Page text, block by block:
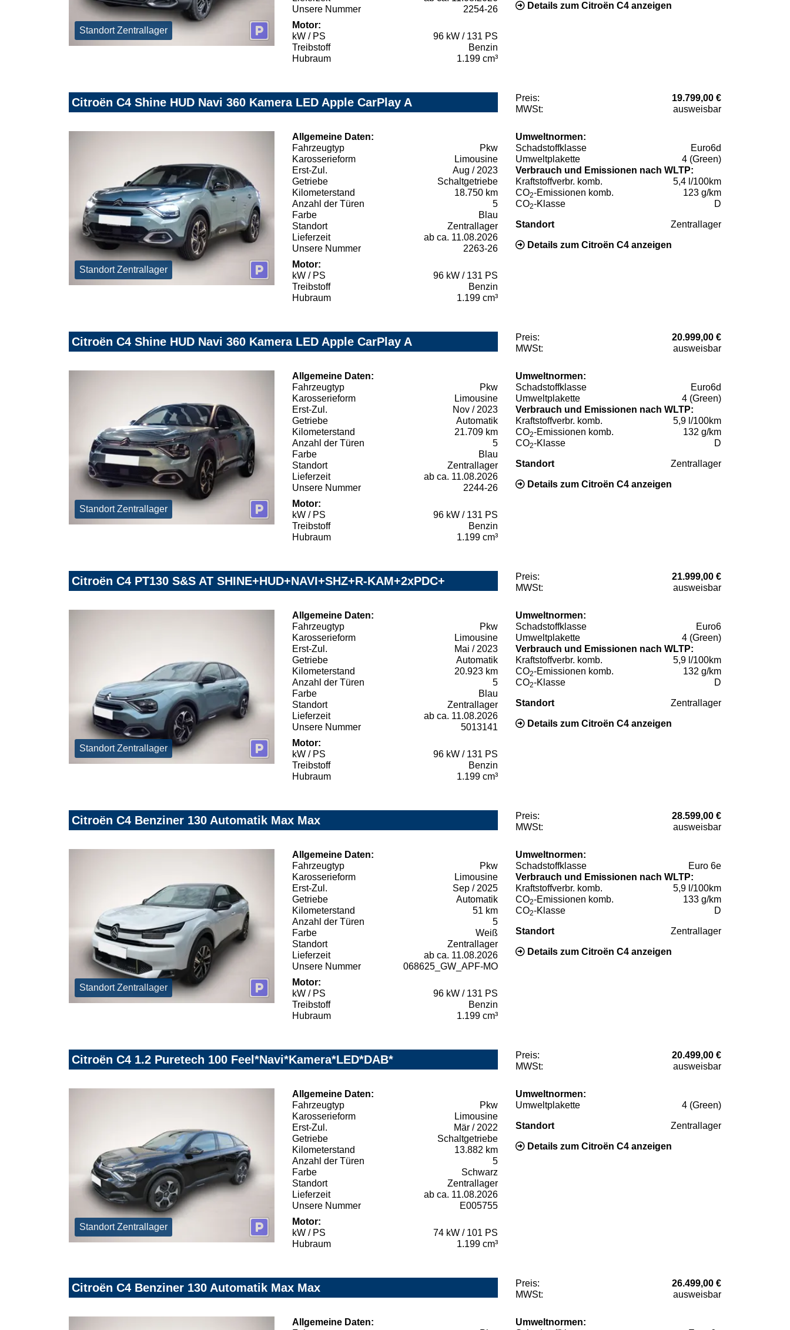
Standort Zentrallager
Unsere Nummer
2254-26
Motor:
kW / PS
96 kW / 131 PS
Treibstoff
Benzin
Hubraum
1.199 cm³
Details zum Citroën C4 anzeigen
Citroën C4 Shine HUD Navi 360 Kamera LED Apple CarPlay A Preis:
19.799,00 €
MWSt:
ausweisbar
Standort Zentrallager
Allgemeine Daten:
Fahrzeugtyp
Pkw
Karosserieform
Limousine
Erst-Zul.
Aug / 2023
Getriebe
Schaltgetriebe
Kilometerstand
18.750 km
Anzahl der Türen
5
Farbe
Blau
Standort
Zentrallager
Lieferzeit
ab ca. 11.08.2026
Unsere Nummer
2263-26
Motor:
kW / PS
96 kW / 131 PS
Treibstoff
Benzin
Hubraum
1.199 cm³
Umweltnormen:
Schadstoffklasse
Euro6d
Umweltplakette
4 (Green)
Verbrauch und Emissionen nach WLTP:
Kraftstoffverbr. komb.
5,4 l/100km
CO2-Emissionen komb.
123 g/km
CO2-Klasse D
Standort Zentrallager
Details zum Citroën C4 anzeigen
Citroën C4 Shine HUD Navi 360 Kamera LED Apple CarPlay A Preis:
20.999,00 €
MWSt:
ausweisbar
Standort Zentrallager
Allgemeine Daten:
Fahrzeugtyp
Pkw
Karosserieform
Limousine
Erst-Zul.
Nov / 2023
Getriebe
Automatik
Kilometerstand
21.709 km
Anzahl der Türen
5
Farbe
Blau
Standort
Zentrallager
Lieferzeit
ab ca. 11.08.2026
Unsere Nummer
2244-26
Motor:
kW / PS
96 kW / 131 PS
Treibstoff
Benzin
Hubraum
1.199 cm³
Umweltnormen:
Schadstoffklasse
Euro6d
Umweltplakette
4 (Green)
Verbrauch und Emissionen nach WLTP:
Kraftstoffverbr. komb.
5,9 l/100km
CO2-Emissionen komb.
132 g/km
CO2-Klasse D
Standort Zentrallager
Details zum Citroën C4 anzeigen
Citroën C4 PT130 S&S AT SHINE+HUD+NAVI+SHZ+R-KAM+2xPDC+ Preis:
21.999,00 €
MWSt:
ausweisbar
Standort Zentrallager
Allgemeine Daten:
Fahrzeugtyp
Pkw
Karosserieform
Limousine
Erst-Zul.
Mai / 2023
Getriebe
Automatik
Kilometerstand
20.923 km
Anzahl der Türen
5
Farbe
Blau
Standort
Zentrallager
Lieferzeit
ab ca. 11.08.2026
Unsere Nummer
5013141
Motor:
kW / PS
96 kW / 131 PS
Treibstoff
Benzin
Hubraum
1.199 cm³
Umweltnormen:
Schadstoffklasse
Euro6
Umweltplakette
4 (Green)
Verbrauch und Emissionen nach WLTP:
Kraftstoffverbr. komb.
5,9 l/100km
CO2-Emissionen komb.
132 g/km
CO2-Klasse D
Standort Zentrallager
Details zum Citroën C4 anzeigen
Citroën C4 Benziner 130 Automatik Max Max Preis:
28.599,00 €
MWSt:
ausweisbar
Standort Zentrallager
Allgemeine Daten:
Fahrzeugtyp
Pkw
Karosserieform
Limousine
Erst-Zul.
Sep / 2025
Getriebe
Automatik
Kilometerstand
51 km
Anzahl der Türen
5
Farbe
Weiß
Standort
Zentrallager
Lieferzeit
ab ca. 11.08.2026
Unsere Nummer
068625_GW_APF-MO
Motor:
kW / PS
96 kW / 131 PS
Treibstoff
Benzin
Hubraum
1.199 cm³
Umweltnormen:
Schadstoffklasse
Euro 6e
Verbrauch und Emissionen nach WLTP:
Kraftstoffverbr. komb.
5,9 l/100km
CO2-Emissionen komb.
133 g/km
CO2-Klasse D
Standort Zentrallager
Details zum Citroën C4 anzeigen
Citroën C4 1.2 Puretech 100 Feel*Navi*Kamera*LED*DAB* Preis:
20.499,00 €
MWSt:
ausweisbar
Standort Zentrallager
Allgemeine Daten:
Fahrzeugtyp
Pkw
Karosserieform
Limousine
Erst-Zul.
Mär / 2022
Getriebe
Schaltgetriebe
Kilometerstand
13.882 km
Anzahl der Türen
5
Farbe
Schwarz
Standort
Zentrallager
Lieferzeit
ab ca. 11.08.2026
Unsere Nummer
E005755
Motor:
kW / PS
74 kW / 101 PS
Hubraum
1.199 cm³
Umweltnormen:
Umweltplakette
4 (Green)
Standort Zentrallager
Details zum Citroën C4 anzeigen
Citroën C4 Benziner 130 Automatik Max Max Preis:
26.499,00 €
MWSt:
ausweisbar
Allgemeine Daten:
Umweltnormen: